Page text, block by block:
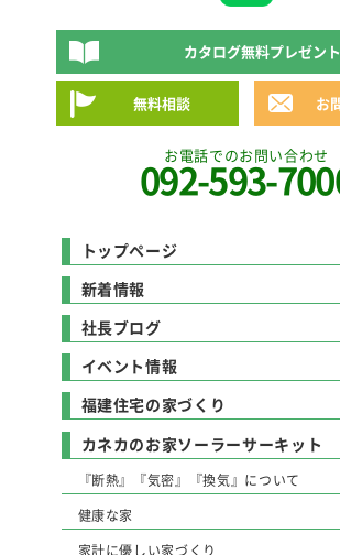
カタログ無料プレゼント
無料相談 お
お電話でのお問い合わせ
092-593-
トップページ
新着情報
社長ブログ
イベント情報
福建住宅の家づくり
カネカのお家ソーラーサーキット
『断熱』『気密』『換気』について
健康な家
家計に優しい家づくり